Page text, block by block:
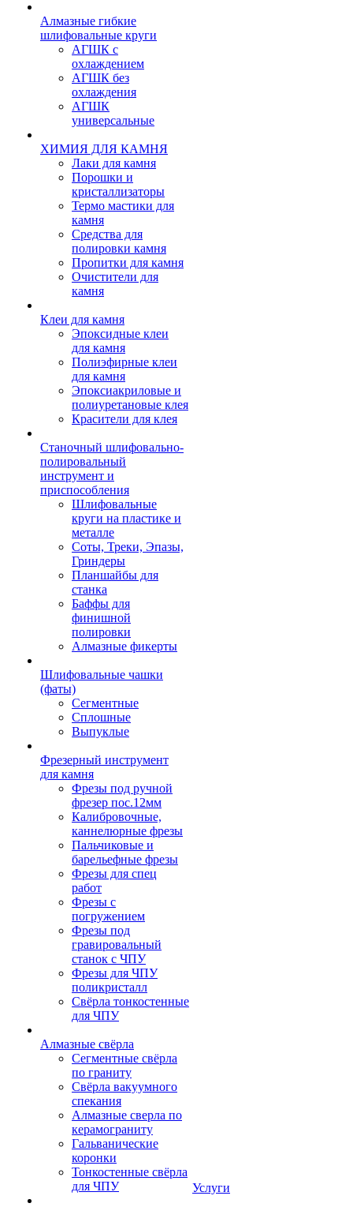
Алмазные гибкие
шлифовальные круги
АГШК с
охлаждением
АГШК без
охлаждения
АГШК
универсальные
ХИМИЯ ДЛЯ КАМНЯ
Лаки для камня
Порошки и
кристаллизаторы
Термо мастики для
камня
Средства для
полировки камня
Пропитки для камня
Очистители для
камня
Клеи для камня
Эпоксидные клеи
для камня
Полиэфирные клеи
для камня
Эпоксиакриловые и
полиуретановые клея
Красители для клея
Станочный шлифовально-
полировальный
инструмент и
приспособления
Шлифовальные
круги на пластике и
металле
Соты, Треки, Эпазы,
Гриндеры
Планшайбы для
станка
Баффы для
финишной
полировки
Алмазные фикерты
Шлифовальные чашки
(фаты)
Сегментные
Сплошные
Выпуклые
Фрезерный инструмент
для камня
Фрезы под ручной
фрезер пос.12мм
Калибровочные,
каннелюрные фрезы
Пальчиковые и
барельефные фрезы
Фрезы для спец
работ
Фрезы с
погружением
Фрезы под
гравировальный
станок с ЧПУ
Фрезы для ЧПУ
поликристалл
Свёрла тонкостенные
для ЧПУ
Алмазные свёрла
Сегментные свёрла
по граниту
Свёрла вакуумного
спекания
Алмазные сверла по
керамограниту
Гальванические
коронки
Тонкостенные свёрла
для ЧПУ
Услуги